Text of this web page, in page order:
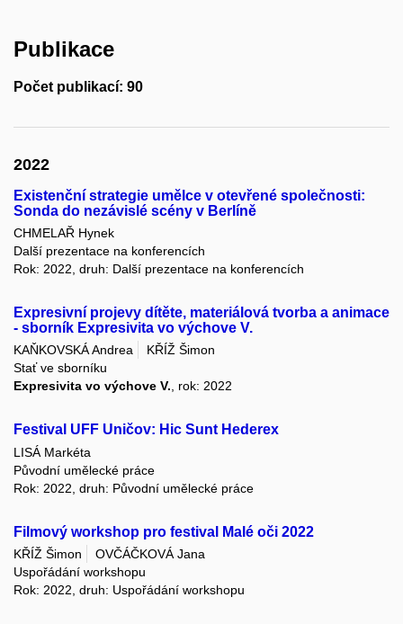
Publikace
Počet publikací: 90
2022
Existenční strategie umělce v otevřené společnosti:
Sonda do nezávislé scény v Berlíně
CHMELAŘ Hynek
Další prezentace na konferencích
Rok: 2022, druh: Další prezentace na konferencích
Expresivní projevy dítěte, materiálová tvorba a animace
- sborník Expresivita vo výchove V.
KAŇKOVSKÁ Andrea
KŘÍŽ Šimon
Stať ve sborníku
Expresivita vo výchove V., rok: 2022
Festival UFF Uničov: Hic Sunt Hederex
LISÁ Markéta
Původní umělecké práce
Rok: 2022, druh: Původní umělecké práce
Filmový workshop pro festival Malé oči 2022
KŘÍŽ Šimon
OVČÁČKOVÁ Jana
Uspořádání workshopu
Rok: 2022, druh: Uspořádání workshopu